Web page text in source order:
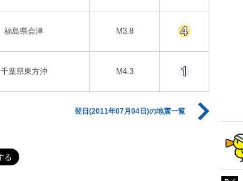
福島県会津 M3.8
千葉県東方沖 M4.3
翌日(2011年07月04日)の地震一覧